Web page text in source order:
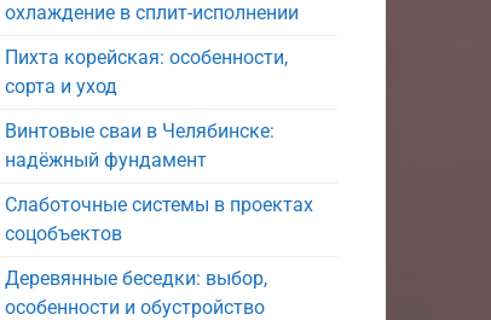
охлаждение в сплит-исполнении
Пихта корейская: особенности,
сорта и уход
Винтовые сваи в Челябинске:
надёжный фундамент
Слаботочные системы в проектах
соцобъектов
Деревянные беседки: выбор,
особенности и обустройство